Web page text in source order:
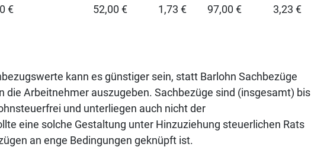
€ 52,00 € 1,73 € 97,00 € 3,23 €
kann es günstiger sein, statt Barlohn Sachbezüge
die Arbeitnehmer auszugeben. Sachbezüge sind (insgesamt) bis
und unterliegen auch nicht der
eine solche Gestaltung unter Hinzuziehung steuerlichen Rats
an enge Bedingungen geknüpft ist.